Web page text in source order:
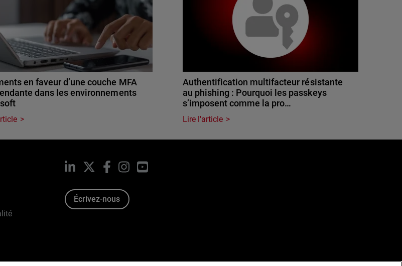
en faveur d’une couche MFA
dans les environnements
Authentification multifacteur résistante
au phishing : Pourquoi les passkeys
s’imposent comme la pro…
Lire l'article
LinkedIn Facebook
InstagramYouTube
Écrivez-nous